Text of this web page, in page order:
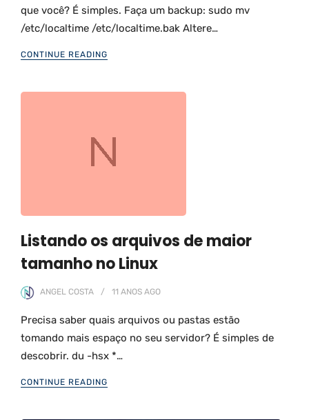
que você? É simples. Faça um backup: sudo mv
/etc/localtime /etc/localtime.bak Altere…
CONTINUE READING
Listando os arquivos de maior
tamanho no Linux
ANGEL COSTA 11 ANOS AGO
Precisa saber quais arquivos ou pastas estão
tomando mais espaço no seu servidor? É simples de
descobrir. du -hsx *…
CONTINUE READING